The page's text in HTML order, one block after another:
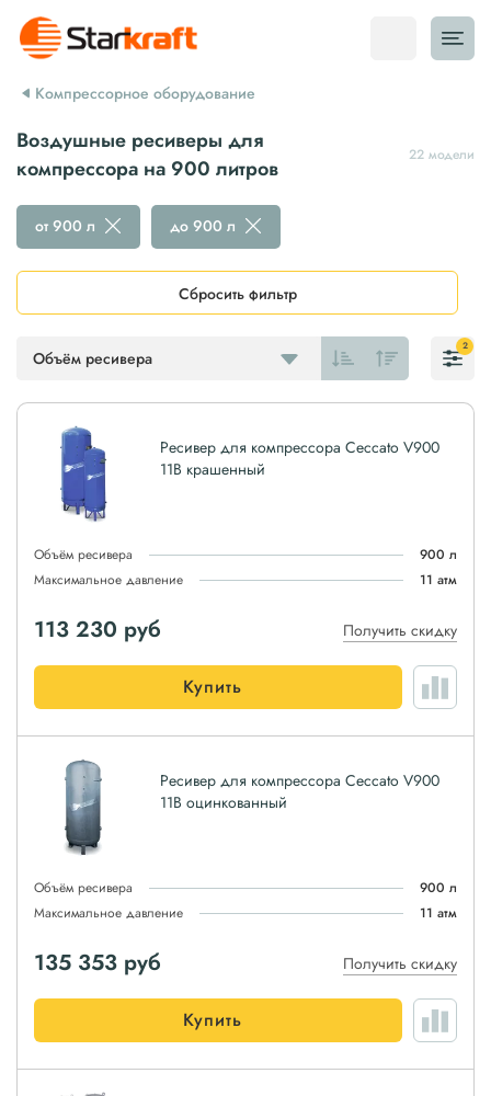
Компрессорное оборудование
Воздушные ресиверы для
компрессора на 900 литров
22 модели
Объём ресивера
от 900 л до 900 л
Сбросить фильтр
2
Ресивер для компрессора Ceccato V900
11B крашенный
Объём ресивера
900 л
Максимальное давление
11 атм
113 230 руб Получить скидку
Купить
Ресивер для компрессора Ceccato V900
11B оцинкованный
Объём ресивера
900 л
Максимальное давление
11 атм
135 353 руб Получить скидку
Купить